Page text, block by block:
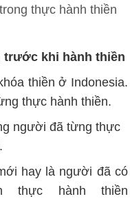
thực hành thiền
trước khi hành thiền
thiền ở Indonesia.
thực hành thiền.
người đã từng thực
hay là người đã có
thực hành thiền